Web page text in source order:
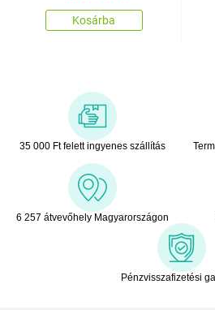
Kosárba
35 000 Ft felett ingyenes szállítás
6 257 átvevőhely Magyarországon
Pénzvisszafizetési